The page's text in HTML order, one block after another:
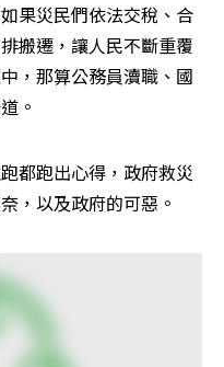
果災民們依法交稅、合
搬遷，讓人民不斷重覆
，那算公務員瀆職、國
。
都跑出心得，政府救災
，以及政府的可惡。